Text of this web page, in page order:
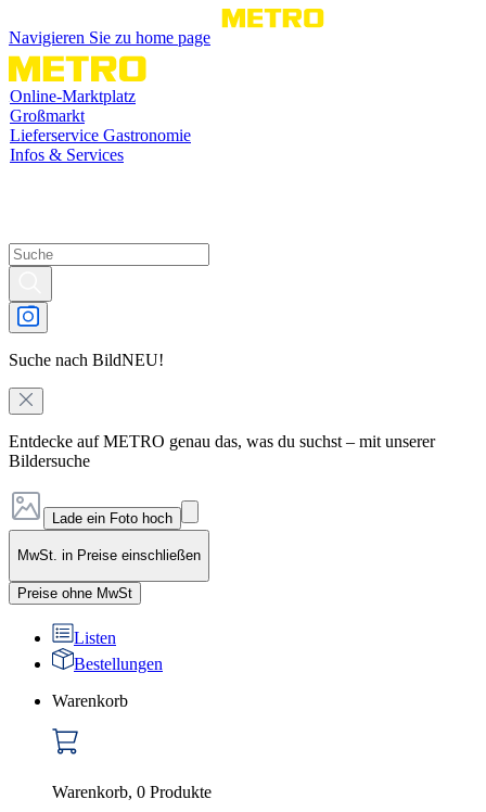
Navigieren Sie zu home page
Online-Marktplatz
Großmarkt
Lieferservice Gastronomie
Infos & Services
Suche nach BildNEU!
Entdecke auf METRO genau das, was du suchst – mit unserer
Bildersuche
Lade ein Foto hoch
MwSt. in Preise einschließen
Preise ohne MwSt
Listen
Bestellungen
Warenkorb
Warenkorb, 0 Produkte